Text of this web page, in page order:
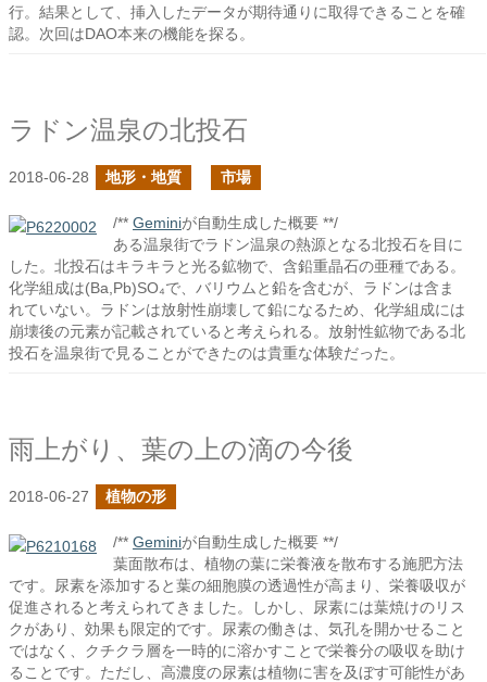
行。結果として、挿入したデータが期待通りに取得できることを確
認。次回はDAO本来の機能を探る。
ラドン温泉の北投石
2018-06-28 地形・地質 市場
/** Geminiが自動生成した概要 **/
ある温泉街でラドン温泉の熱源となる北投石を目に
した。北投石はキラキラと光る鉱物で、含鉛重晶石の亜種である。
化学組成は(Ba,Pb)SO₄で、バリウムと鉛を含むが、ラドンは含ま
れていない。ラドンは放射性崩壊して鉛になるため、化学組成には
崩壊後の元素が記載されていると考えられる。放射性鉱物である北
投石を温泉街で見ることができたのは貴重な体験だった。
雨上がり、葉の上の滴の今後
2018-06-27 植物の形
/** Geminiが自動生成した概要 **/
葉面散布は、植物の葉に栄養液を散布する施肥方法
です。尿素を添加すると葉の細胞膜の透過性が高まり、栄養吸収が
促進されると考えられてきました。しかし、尿素には葉焼けのリス
クがあり、効果も限定的です。尿素の働きは、気孔を開かせること
ではなく、クチクラ層を一時的に溶かすことで栄養分の吸収を助け
ることです。ただし、高濃度の尿素は植物に害を及ぼす可能性があ